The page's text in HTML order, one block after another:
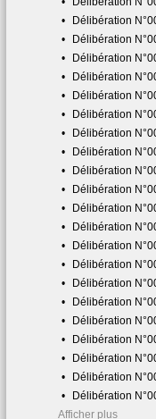
•
Délibération N°000 - Comité des
•
Délibération N°000 - Renouvellement de la
•
Délibération N°000 - Avenant n°5 portant
•
Délibération
•
Délibération N°000 -
•
Délibération N°000 - Prolongation
•
Délibération N°000 -
•
Délibération N°000 - Rapport annuel sur
•
Délibération N°000 - Rapport annuel sur le
•
Délibération N°000 - Rapport des
•
Délibération
•
Délibération N°000 -
•
Délibération
•
Délibération N°000 -
•
Délibération
•
Délibération
•
Délibération
•
Délibération N°000 - Piscine
•
Délibération N°000 -
•
Délibération N°000 -
•
Délibération N°000 - Subvention
Afficher plus